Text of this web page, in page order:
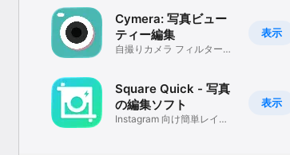
表示
Cymera: 写真ビュー
ティー編集
自撮りカメラ フィルター効
表示
Square Quick - 写真
の編集ソフト
Instagram 向け簡単レイア